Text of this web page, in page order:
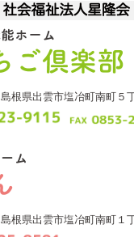
島根県出雲市塩冶町南町５
島根県出雲市塩冶町南町１